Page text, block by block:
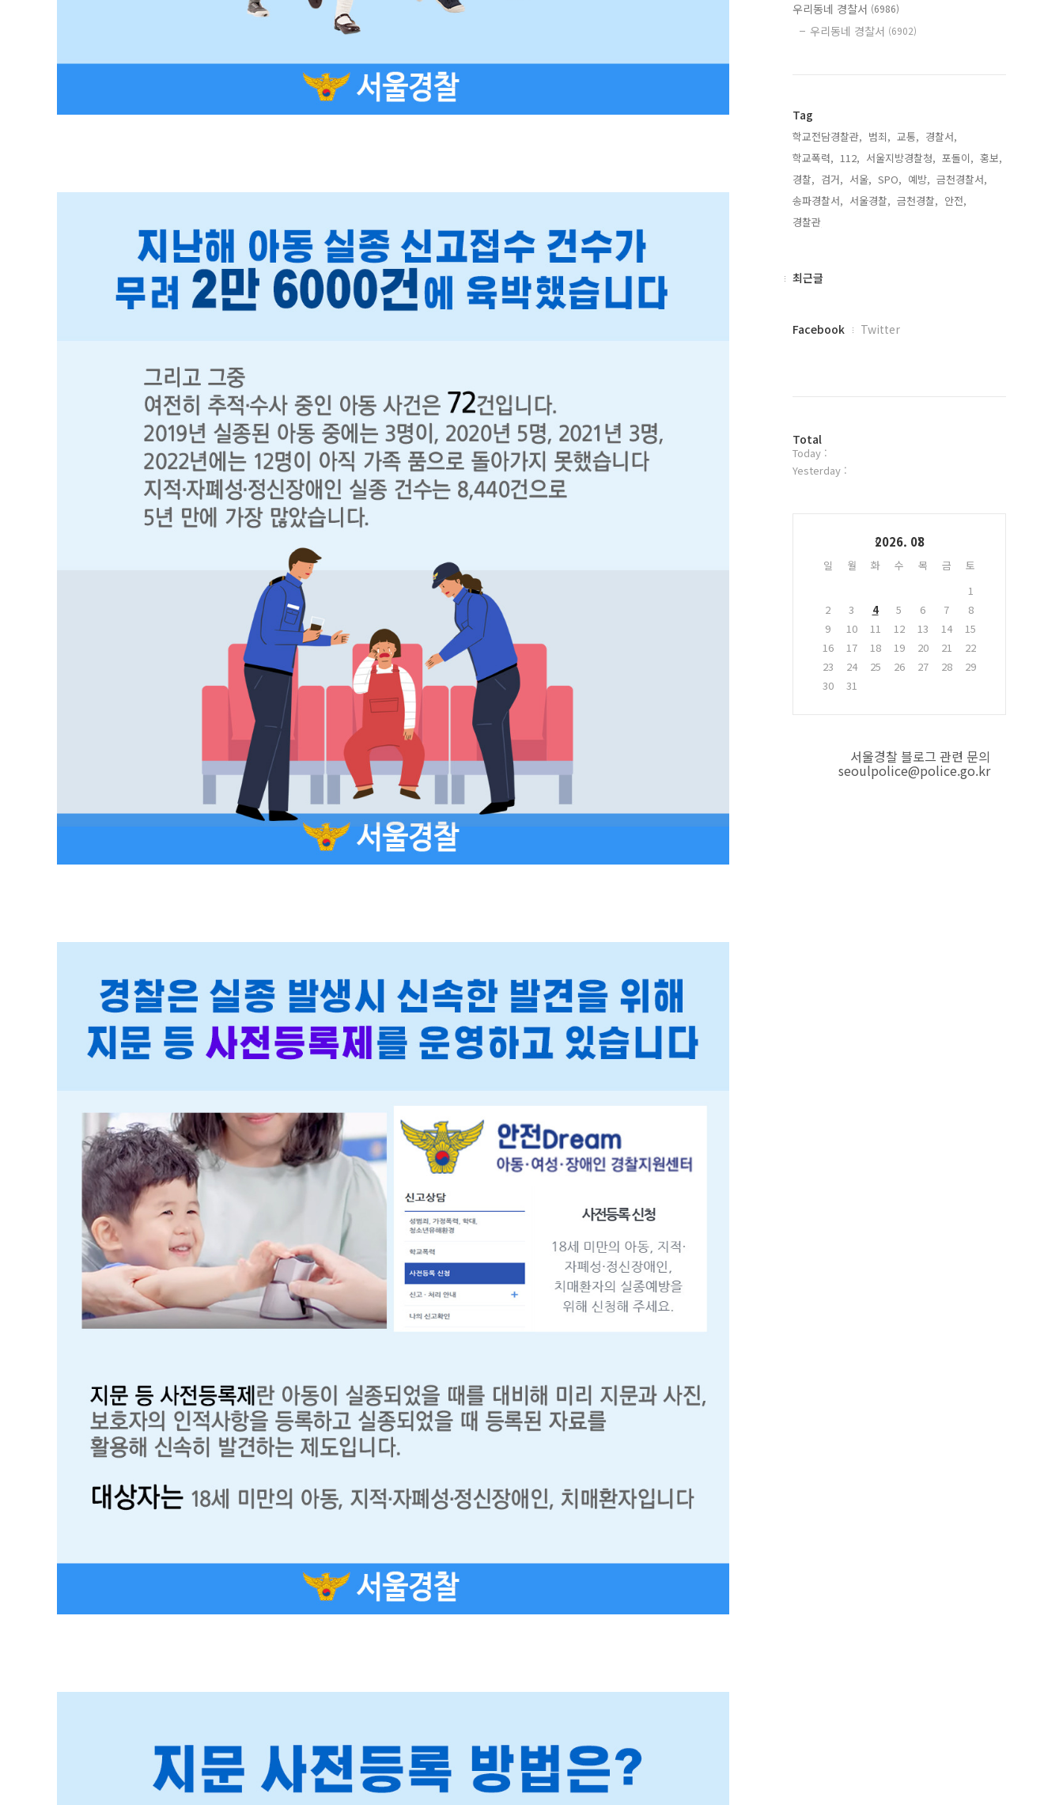
우리동네 경찰서 (6986)
우리동네 경찰서 (6902)
Tag
학교전담경찰관, 범죄, 교통, 경찰서,
학교폭력, 112, 서울지방경찰청, 포돌이, 홍보,
경찰, 검거, 서울, SPO, 예방, 금천경찰서,
송파경찰서, 서울경찰, 금천경찰, 안전,
경찰관,
최
최근글
페
플
러
그
Facebook Twitter
방
문
자
Total
Today :
Yesterday :
2026. 08
일 월 화 수 목 금
토
1
2
3 4 5 6 7
8
9
10 11 12 13 14
15
16
17 18 19 20 21
22
23
24 25 26 27 28
29
30
31
서울경찰 블로그 관련 문의
seoulpolice@police.go.kr